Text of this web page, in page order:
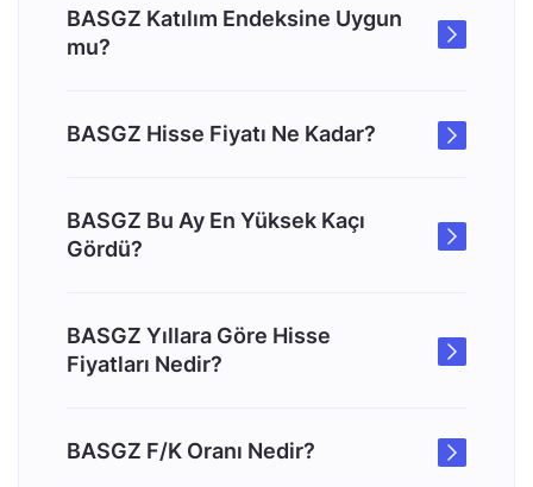
BASGZ Katılım Endeksine Uygun
mu?
BASGZ Hisse Fiyatı Ne Kadar?
BASGZ Bu Ay En Yüksek Kaçı
Gördü?
BASGZ Yıllara Göre Hisse
Fiyatları Nedir?
BASGZ F/K Oranı Nedir?